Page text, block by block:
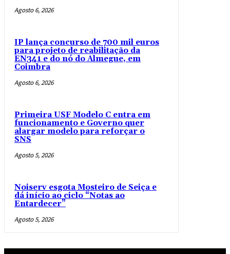
Agosto 6, 2026
IP lança concurso de 700 mil euros
para projeto de reabilitação da
EN341 e do nó do Almegue, em
Coimbra
Agosto 6, 2026
Primeira USF Modelo C entra em
funcionamento e Governo quer
alargar modelo para reforçar o
SNS
Agosto 5, 2026
Noiserv esgota Mosteiro de Seiça e
dá início ao ciclo “Notas ao
Entardecer”
Agosto 5, 2026